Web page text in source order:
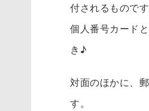
付されるものです
個人番号カード
き♪
対面のほかに、
す。